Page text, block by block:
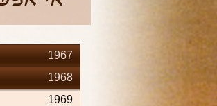
1967
1968
1969